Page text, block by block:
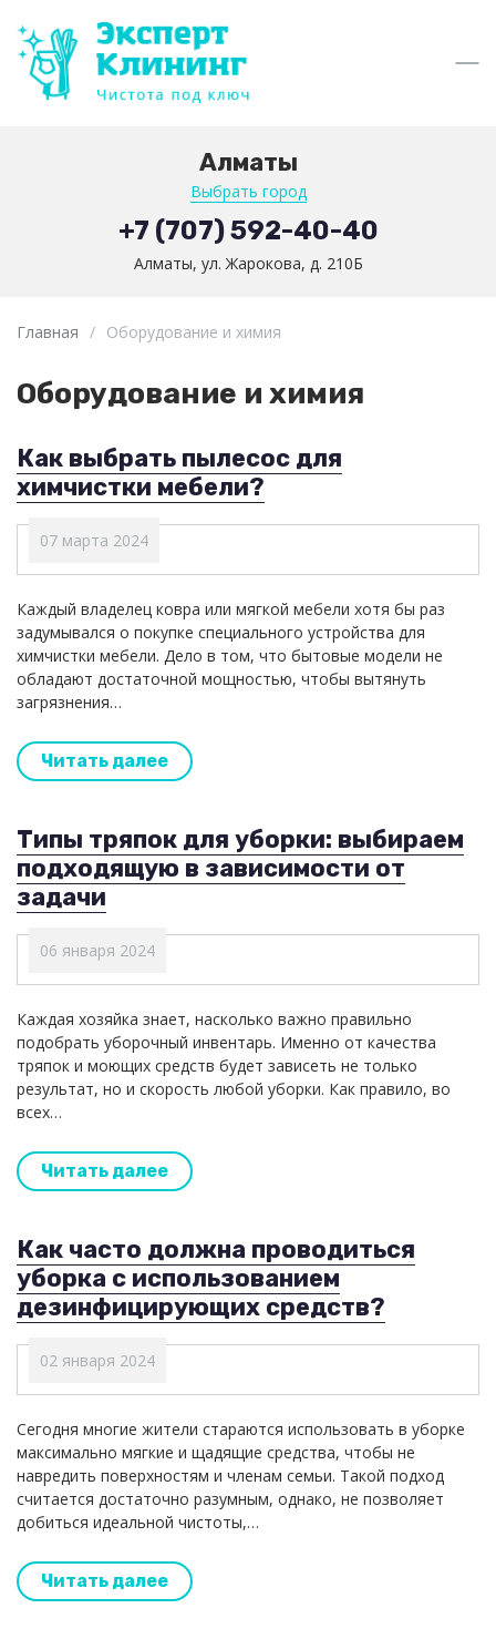
Алматы
Выбрать город
+7 (707) 592-40-40
Алматы, ул. Жарокова, д. 210Б
Главная / Оборудование и химия
Оборудование и химия
Как выбрать пылесос для
химчистки мебели?
07 марта 2024
Каждый владелец ковра или мягкой мебели хотя бы раз
задумывался о покупке специального устройства для
химчистки мебели. Дело в том, что бытовые модели не
обладают достаточной мощностью, чтобы вытянуть
загрязнения…
Читать далее
Типы тряпок для уборки: выбираем
подходящую в зависимости от
задачи
06 января 2024
Каждая хозяйка знает, насколько важно правильно
подобрать уборочный инвентарь. Именно от качества
тряпок и моющих средств будет зависеть не только
результат, но и скорость любой уборки. Как правило, во
всех…
Читать далее
Как часто должна проводиться
уборка с использованием
дезинфицирующих средств?
02 января 2024
Сегодня многие жители стараются использовать в уборке
максимально мягкие и щадящие средства, чтобы не
навредить поверхностям и членам семьи. Такой подход
считается достаточно разумным, однако, не позволяет
добиться идеальной чистоты,…
Читать далее